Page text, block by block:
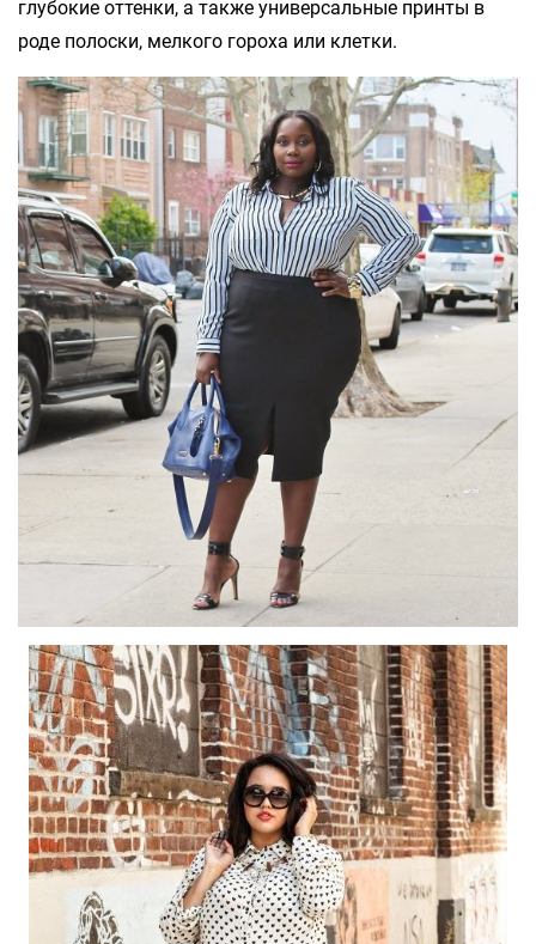
глубокие оттенки, а также универсальные принты в
роде полоски, мелкого гороха или клетки.